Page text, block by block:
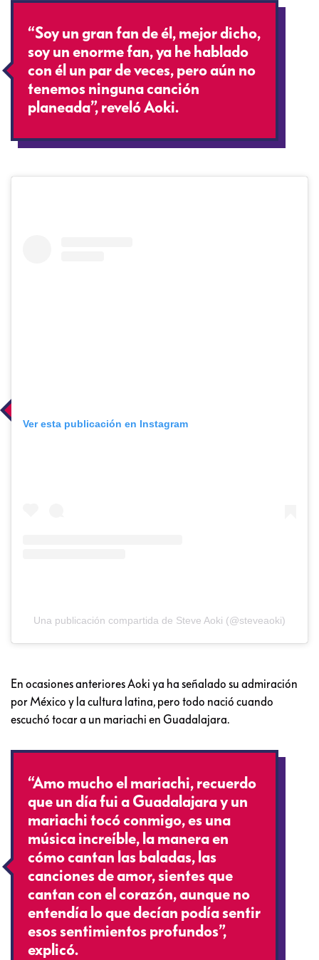
“Soy un gran fan de él, mejor dicho,
soy un enorme fan, ya he hablado
con él un par de veces, pero aún no
tenemos ninguna canción
planeada”, reveló Aoki.
Ver esta publicación en Instagram
Una publicación compartida de Steve Aoki (@steveaoki)
En ocasiones anteriores Aoki ya ha señalado su admiración
por México y la cultura latina, pero todo nació cuando
escuchó tocar a un mariachi en Guadalajara.
“Amo mucho el mariachi, recuerdo
que un día fui a Guadalajara y un
mariachi tocó conmigo, es una
música increíble, la manera en
cómo cantan las baladas, las
canciones de amor, sientes que
cantan con el corazón, aunque no
entendía lo que decían podía sentir
esos sentimientos profundos”,
explicó.